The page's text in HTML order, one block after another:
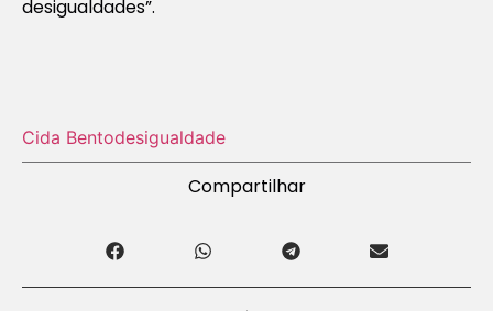
desigualdades”.
Cida Bentodesigualdade
Compartilhar